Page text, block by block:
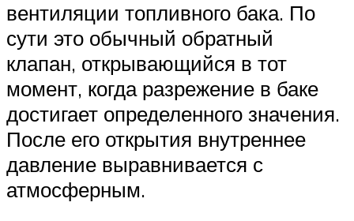
вентиляции топливного бака. По
сути это обычный обратный
клапан, открывающийся в тот
момент, когда разрежение в баке
достигает определенного значения.
После его открытия внутреннее
давление выравнивается с
атмосферным.